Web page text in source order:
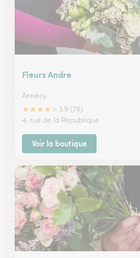
Fleurs Andre
Annecy
★★★★
3.9 (76)
4, rue de la Republique
Voir la boutique